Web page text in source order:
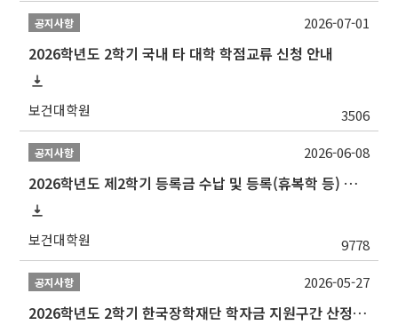
공지사항
2026학년도 2학기 국내 타 대학 학점교류 신청 안내
보건대학원 3506
2026-07-01
공지사항
2026학년도 제2학기 등록금 수납 및 등록(휴복학 등) 일정 안내
보건대학원 9778
2026-06-08
공지사항
2026학년도 2학기 한국장학재단 학자금 지원구간 산정 신청 안내
2026-05-27